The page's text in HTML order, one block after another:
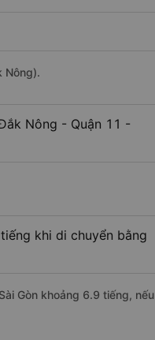
Nông).
Nông - Quận 11 -
khi di chuyển bằng
Gòn khoảng 6.9 tiếng, nếu